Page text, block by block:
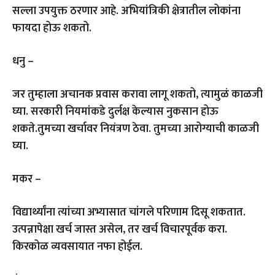
सल्ला उपयुक्त ठरणार आहे. अभियांत्रिकी क्षेत्रातील लोकांना
फायदा होऊ शकतो.
धनु –
जर तुम्हाला अचानक प्रवास करावा लागू शकतो, त्यामुळं काळजी
घ्या. सरकारी नियमांकडे दुर्लक्ष केल्यास नुकसान होऊ
शकते.तुमच्या खर्चावर नियंत्रण ठेवा. तुमच्या आरोग्याची काळजी
घ्या.
मकर –
विद्यार्थ्यांना त्यांच्या अभ्यासात चांगले परिणाम दिसू शकतात.
उत्पन्नापेक्षा खर्च जास्त असेल, तर खर्च विचारपूर्वक करा.
किरकोळ व्यवसायात नफा होईल.